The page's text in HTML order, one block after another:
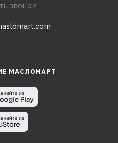
ЗВОНОК
МАСЛОМАРТ